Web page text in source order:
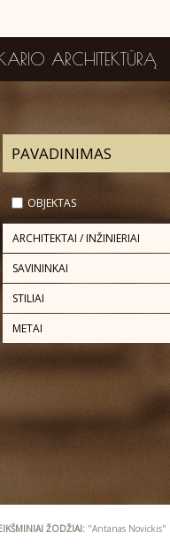
ARCHITEKTŪRĄ
OBJEKTAS
ŽODŽIAI: "Antanas Novickis"